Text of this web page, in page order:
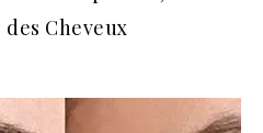
Cheveux